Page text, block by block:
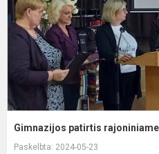
Gimnazijos patirtis
Paskelbta: 2024-05-23